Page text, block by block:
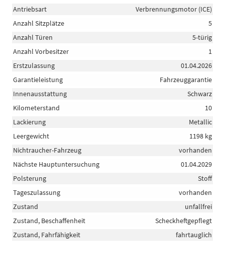
Antriebsart
Verbrennungsmotor (ICE)
Anzahl Sitzplätze
5
Anzahl Türen
5-türig
Anzahl Vorbesitzer
1
Erstzulassung
01.04.2026
Garantieleistung
Fahrzeuggarantie
Innenausstattung
Schwarz
Kilometerstand
10
Lackierung
Metallic
Leergewicht
1198 kg
Nichtraucher-Fahrzeug
vorhanden
Nächste Hauptuntersuchung
01.04.2029
Polsterung
Stoff
Tageszulassung
vorhanden
Zustand
unfallfrei
Zustand, Beschaffenheit
Scheckheftgepflegt
Zustand, Fahrfähigkeit
fahrtauglich